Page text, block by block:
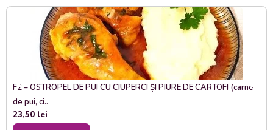
F2 – OSTROPEL DE PUI CU CIUPERCI ȘI PIURE DE CARTOFI (carne
de pui, ci..
23,50 lei